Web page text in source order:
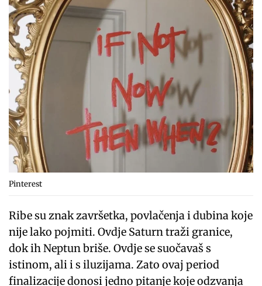
Pinterest
Ribe su znak završetka, povlačenja i dubina koje
nije lako pojmiti. Ovdje Saturn traži granice,
dok ih Neptun briše. Ovdje se suočavaš s
istinom, ali i s iluzijama. Zato ovaj period
finalizacije donosi jedno pitanje koje odzvanja